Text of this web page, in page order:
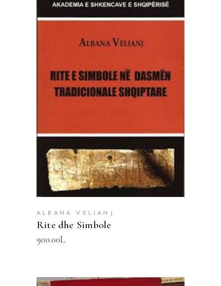
SHTOJE NË SHPORTË
ALBANA VELIANJ
Rite dhe Simbole
900.00L